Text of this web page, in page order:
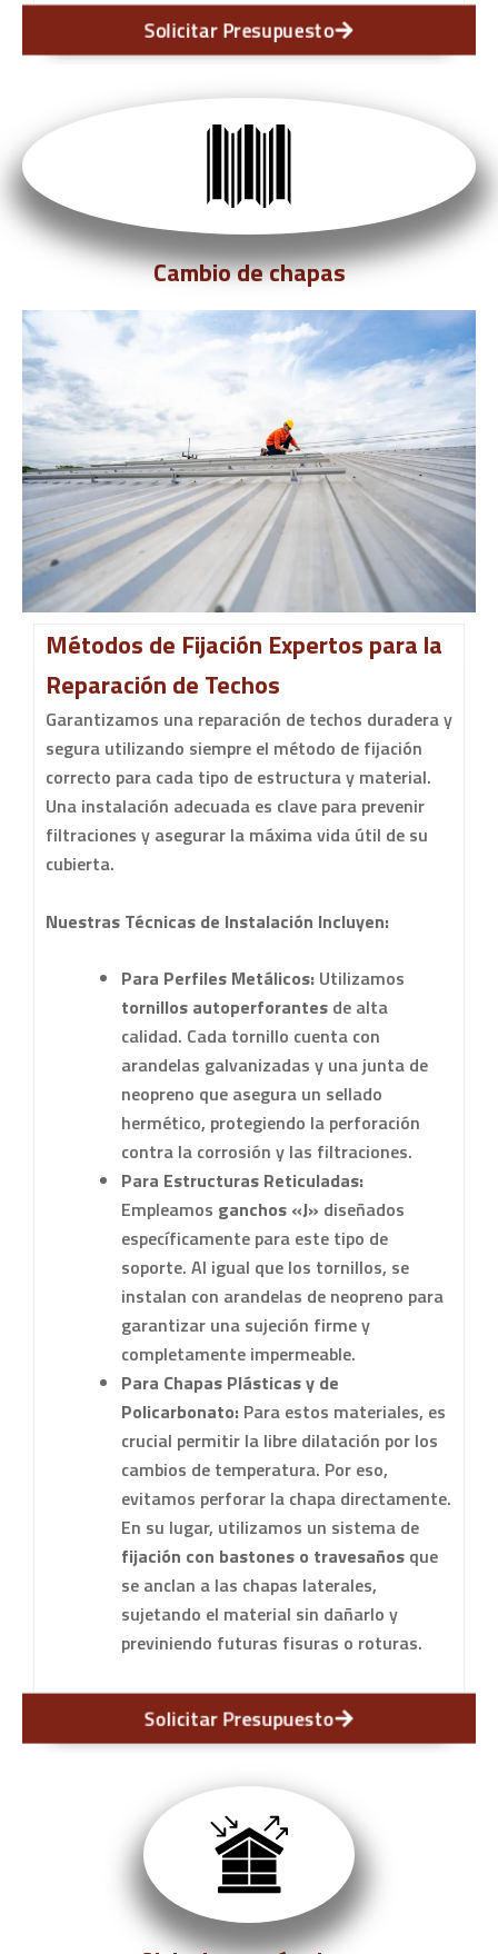
Solicitar Presupuesto
Cambio de chapas
Métodos de Fijación Expertos para la
Reparación de Techos
Garantizamos una reparación de techos duradera y
segura utilizando siempre el método de fijación
correcto para cada tipo de estructura y material.
Una instalación adecuada es clave para prevenir
filtraciones y asegurar la máxima vida útil de su
cubierta.
Nuestras Técnicas de Instalación Incluyen:
Para Perfiles Metálicos: Utilizamos
tornillos autoperforantes de alta
calidad. Cada tornillo cuenta con
arandelas galvanizadas y una junta de
neopreno que asegura un sellado
hermético, protegiendo la perforación
contra la corrosión y las filtraciones.
Para Estructuras Reticuladas:
Empleamos ganchos «J» diseñados
específicamente para este tipo de
soporte. Al igual que los tornillos, se
instalan con arandelas de neopreno para
garantizar una sujeción firme y
completamente impermeable.
Para Chapas Plásticas y de
Policarbonato: Para estos materiales, es
crucial permitir la libre dilatación por los
cambios de temperatura. Por eso,
evitamos perforar la chapa directamente.
En su lugar, utilizamos un sistema de
fijación con bastones o travesaños que
se anclan a las chapas laterales,
sujetando el material sin dañarlo y
previniendo futuras fisuras o roturas.
Solicitar Presupuesto